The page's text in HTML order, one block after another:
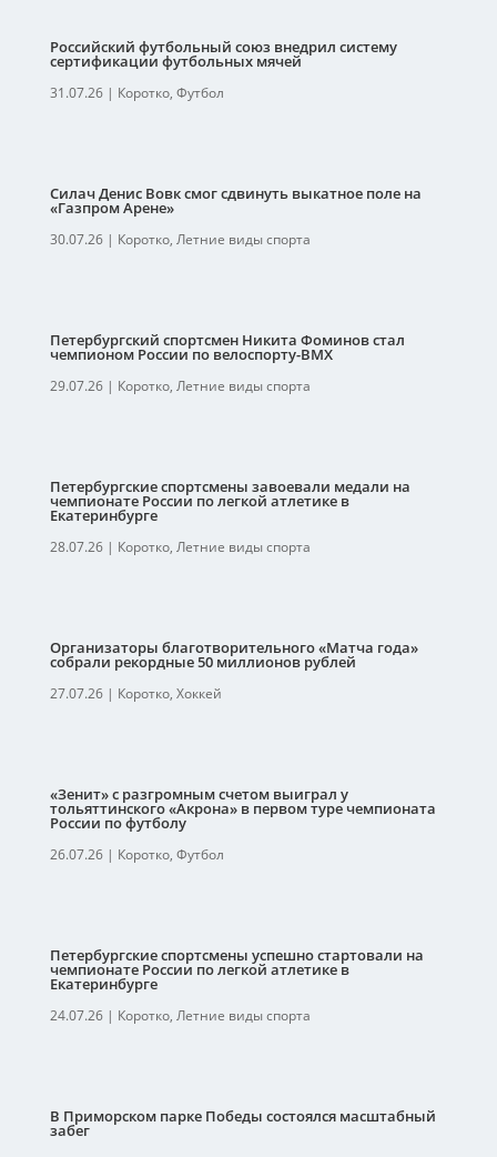
Российский футбольный союз внедрил систему
сертификации футбольных мячей
31.07.26| Коротко, Футбол
Силач Денис Вовк смог сдвинуть выкатное поле на
«Газпром Арене»
30.07.26| Коротко, Летние виды спорта
Петербургский спортсмен Никита Фоминов стал
чемпионом России по велоспорту-ВМХ
29.07.26| Коротко, Летние виды спорта
Петербургские спортсмены завоевали медали на
чемпионате России по легкой атлетике в
Екатеринбурге
28.07.26| Коротко, Летние виды спорта
Организаторы благотворительного «Матча года»
собрали рекордные 50 миллионов рублей
27.07.26| Коротко, Хоккей
«Зенит» с разгромным счетом выиграл у
тольяттинского «Акрона» в первом туре чемпионата
России по футболу
26.07.26| Коротко, Футбол
Петербургские спортсмены успешно стартовали на
чемпионате России по легкой атлетике в
Екатеринбурге
24.07.26| Коротко, Летние виды спорта
В Приморском парке Победы состоялся масштабный
забег